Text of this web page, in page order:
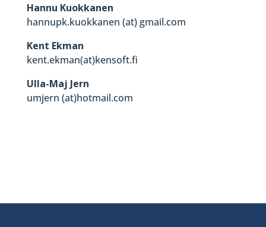
Hannu Kuokkanen
hannupk.kuokkanen (at) gmail.com
Kent Ekman
kent.ekman(at)kensoft.fi
Ulla-Maj Jern
umjern (at)hotmail.com